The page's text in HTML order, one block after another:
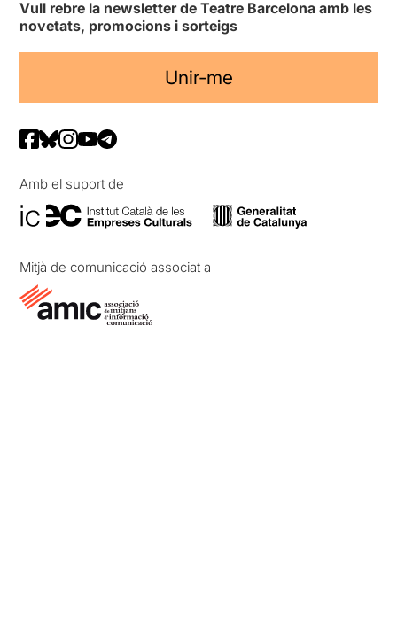
Vull rebre la newsletter de Teatre Barcelona amb les
novetats, promocions i sorteigs
Unir-me
Amb el suport de
Mitjà de comunicació associat a